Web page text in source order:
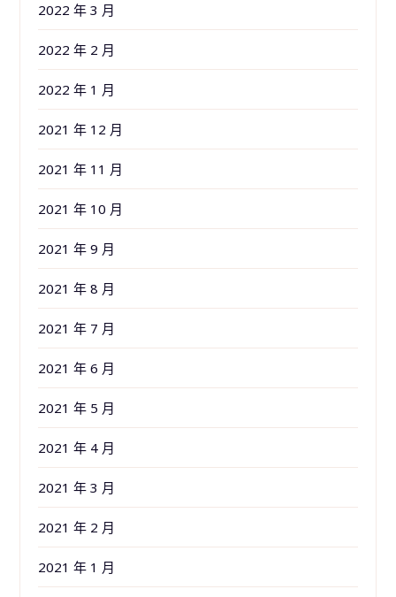
2022 年 3 月
2022 年 2 月
2022 年 1 月
2021 年 12 月
2021 年 11 月
2021 年 10 月
2021 年 9 月
2021 年 8 月
2021 年 7 月
2021 年 6 月
2021 年 5 月
2021 年 4 月
2021 年 3 月
2021 年 2 月
2021 年 1 月